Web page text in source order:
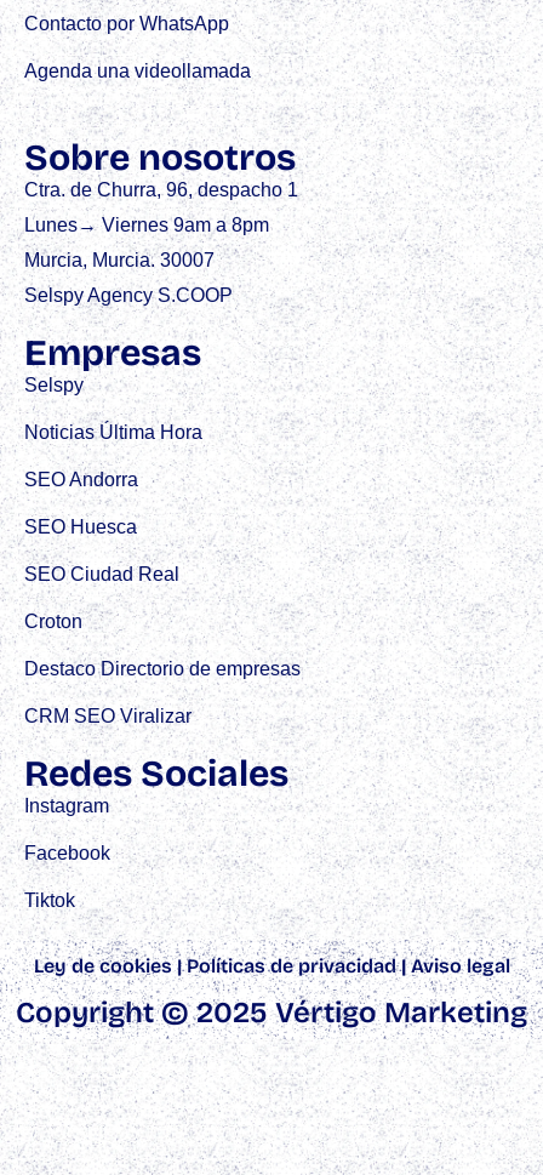
Contacto por WhatsApp
Agenda una videollamada
Sobre nosotros
Ctra. de Churra, 96, despacho 1
Lunes→ Viernes 9am a 8pm
Murcia, Murcia. 30007
Selspy Agency S.COOP
Empresas
Selspy
Noticias Última Hora
SEO Andorra
SEO Huesca
SEO Ciudad Real
Croton
Destaco Directorio de empresas
CRM SEO Viralizar
Redes Sociales
Instagram
Facebook
Tiktok
Ley de cookies |Políticas de privacidad|Aviso legal
Copyright © 2025 Vértigo Marketing